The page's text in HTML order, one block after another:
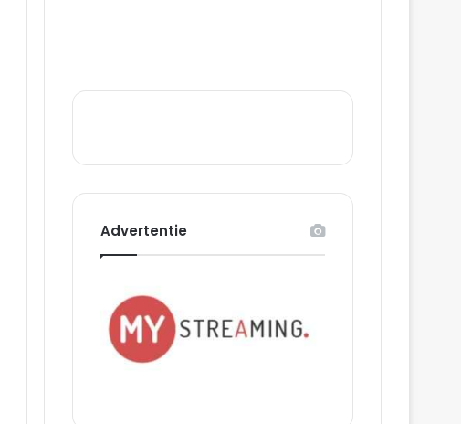
Advertentie